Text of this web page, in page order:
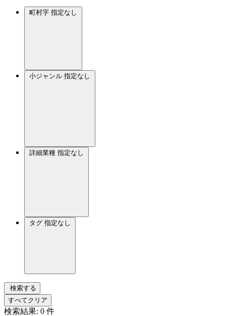
町村字 指定なし
小ジャンル 指定なし
詳細業種 指定なし
タグ 指定なし
検索する
すべてクリア
検索結果: 0 件